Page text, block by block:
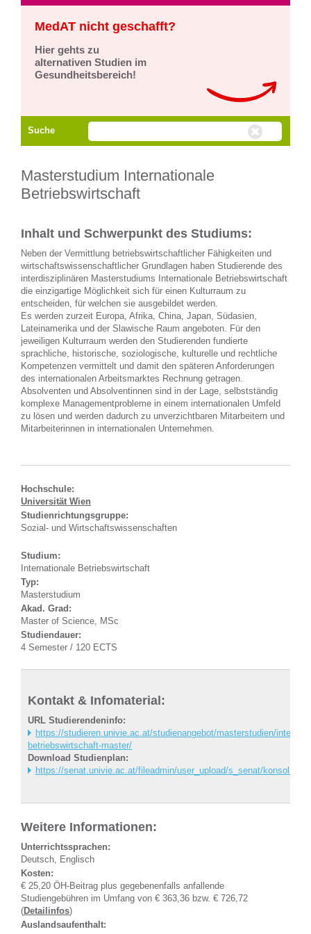
MedAT nicht geschafft?
Hier gehts zu
alternativen Studien im
Gesundheitsbereich!
Suche
Masterstudium Internationale
Betriebswirtschaft
Inhalt und Schwerpunkt des Studiums:
Neben der Vermittlung betriebswirtschaftlicher Fähigkeiten und
wirtschaftswissenschaftlicher Grundlagen haben Studierende des
interdisziplinären Masterstudiums Internationale Betriebswirtschaft
die einzigartige Möglichkeit sich für einen Kulturraum zu
entscheiden, für welchen sie ausgebildet werden.
Es werden zurzeit Europa, Afrika, China, Japan, Südasien,
Lateinamerika und der Slawische Raum angeboten. Für den
jeweiligen Kulturraum werden den Studierenden fundierte
sprachliche, historische, soziologische, kulturelle und rechtliche
Kompetenzen vermittelt und damit den späteren Anforderungen
des internationalen Arbeitsmarktes Rechnung getragen.
Absolventen und Absolventinnen sind in der Lage, selbstständig
komplexe Managementprobleme in einem internationalen Umfeld
zu lösen und werden dadurch zu unverzichtbaren Mitarbeitern und
Mitarbeiterinnen in internationalen Unternehmen.
Hochschule:
Universität Wien
Studienrichtungsgruppe:
Sozial- und Wirtschaftswissenschaften
Studium:
Internationale Betriebswirtschaft
Typ:
Masterstudium
Akad. Grad:
Master of Science, MSc
Studiendauer:
4 Semester / 120 ECTS
Kontakt & Infomaterial:
URL Studierendeninfo:
https://studieren.univie.ac.at/studienangebot/masterstudien/
betriebswirtschaft-master/
Download Studienplan:
https://senat.univie.ac.at/fileadmin/user_upload/s_senat/
Weitere Informationen:
Unterrichtssprachen:
Deutsch, Englisch
Kosten:
€ 25,20 ÖH-Beitrag plus gegebenenfalls anfallende
Studiengebühren im Umfang von € 363,36 bzw. € 726,72
(Detailinfos)
Auslandsaufenthalt: